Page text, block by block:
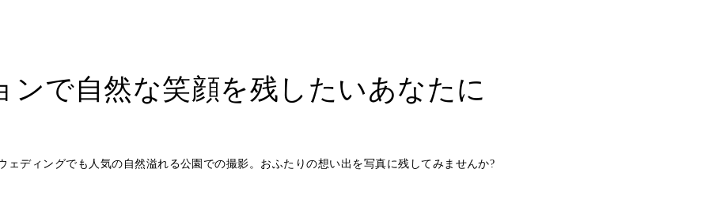
ンで自然な笑顔を残したいあなたに
ェディングでも人気の自然溢れる公園での撮影。おふたりの想い出を写真に残してみませんか?